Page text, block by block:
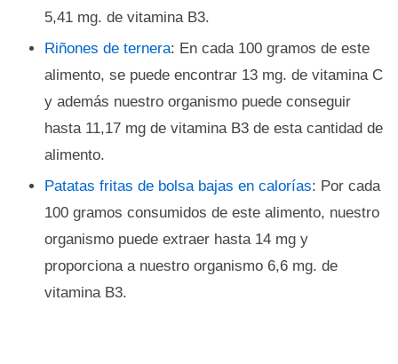
5,41 mg. de vitamina B3.
Riñones de ternera: En cada 100 gramos de este
alimento, se puede encontrar 13 mg. de vitamina C
y además nuestro organismo puede conseguir
hasta 11,17 mg de vitamina B3 de esta cantidad de
alimento.
Patatas fritas de bolsa bajas en calorías: Por cada
100 gramos consumidos de este alimento, nuestro
organismo puede extraer hasta 14 mg y
proporciona a nuestro organismo 6,6 mg. de
vitamina B3.